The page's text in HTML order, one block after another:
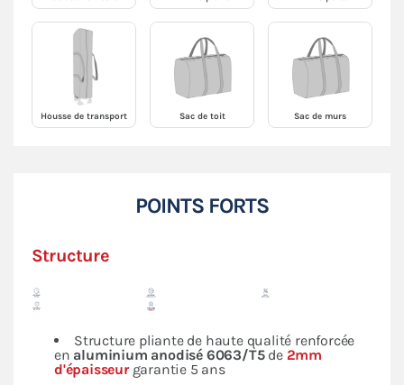
Housse de transport Sac de toit Sac de murs
POINTS FORTS
Structure
Structure pliante de haute qualité renforcée
en aluminium anodisé 6063/T5de 2mm
d'épaisseurgarantie 5 ans